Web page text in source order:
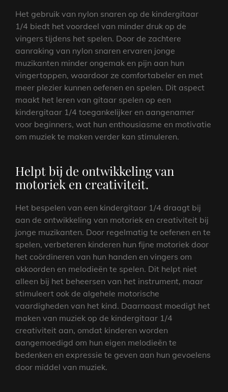
Het gebruik van nylon snaren op de kindergitaar
1/4 biedt het voordeel van minder druk op de
vingers tijdens het spelen. Door de zachtere
aanraking van nylon snaren ervaren jonge
muzikanten minder ongemak en pijn aan hun
vingertoppen, waardoor ze comfortabeler en met
meer plezier kunnen oefenen en spelen. Dit aspect
maakt het leren van gitaar spelen op een
kindergitaar 1/4 toegankelijker en aangenamer
voor beginners, wat hun enthousiasme en motivatie
om muziek te maken verder kan stimuleren.
Helpt bij de ontwikkeling van
motoriek en creativiteit.
Het bespelen van een kindergitaar 1/4 draagt bij
aan de ontwikkeling van motoriek en creativiteit bij
jonge muzikanten. Door regelmatig te oefenen en te
spelen, verbeteren kinderen hun fijne motoriek door
het coördineren van hun handen en vingers om
akkoorden en melodieën te spelen. Dit helpt niet
alleen bij het beheersen van het instrument, maar
stimuleert ook de algehele motorische
vaardigheden van het kind. Daarnaast moedigt het
maken van muziek op de kindergitaar 1/4
creativiteit aan, omdat kinderen worden
aangemoedigd om hun eigen melodieën te
bedenken en expressie te geven aan hun gevoelens
door middel van muziek.